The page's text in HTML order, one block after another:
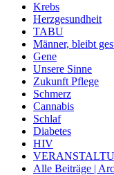
Krebs
Herzgesundheit
TABU
Männer, bleibt
Gene
Unsere Sinne
Zukunft Pflege
Schmerz
Cannabis
Schlaf
Diabetes
HIV
Alle Beiträge |